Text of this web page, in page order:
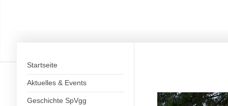
Startseite
Aktuelles & Events
Geschichte SpVgg